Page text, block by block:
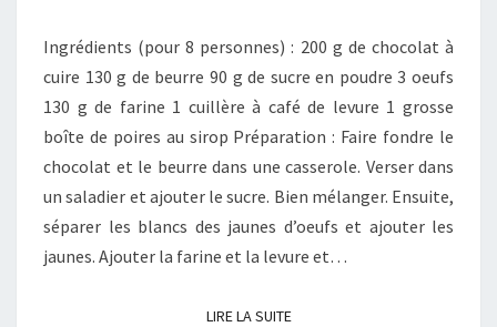
Ingrédients (pour 8 personnes) : 200 g de chocolat à
cuire 130 g de beurre 90 g de sucre en poudre 3 oeufs
130 g de farine 1 cuillère à café de levure 1 grosse
boîte de poires au sirop Préparation : Faire fondre le
chocolat et le beurre dans une casserole. Verser dans
un saladier et ajouter le sucre. Bien mélanger. Ensuite,
séparer les blancs des jaunes d’oeufs et ajouter les
jaunes. Ajouter la farine et la levure et…
LIRE LA SUITELIRE LA SUITE